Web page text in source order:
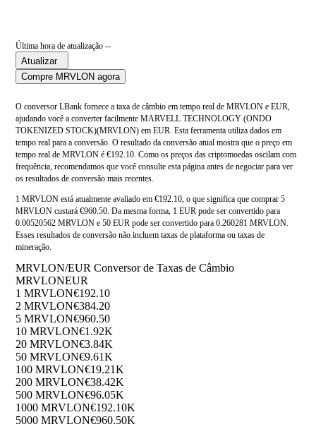
Última hora de atualização --
Atualizar
Compre MRVLON agora
O conversor LBank fornece a taxa de câmbio em tempo real de MRVLON e EUR,
ajudando você a converter facilmente MARVELL TECHNOLOGY (ONDO
TOKENIZED STOCK)(MRVLON) em EUR. Esta ferramenta utiliza dados em
tempo real para a conversão. O resultado da conversão atual mostra que o preço em
tempo real de MRVLON é €192.10. Como os preços das criptomoedas oscilam com
frequência, recomendamos que você consulte esta página antes de negociar para ver
os resultados de conversão mais recentes.
1 MRVLON está atualmente avaliado em €192.10, o que significa que comprar 5
MRVLON custará €960.50. Da mesma forma, 1 EUR pode ser convertido para
0.00520562 MRVLON e 50 EUR pode ser convertido para 0.260281 MRVLON.
Esses resultados de conversão não incluem taxas de plataforma ou taxas de
mineração.
MRVLON/EUR Conversor de Taxas de Câmbio
MRVLONEUR
1 MRVLON€192.10
2 MRVLON€384.20
5 MRVLON€960.50
10 MRVLON€1.92K
20 MRVLON€3.84K
50 MRVLON€9.61K
100 MRVLON€19.21K
200 MRVLON€38.42K
500 MRVLON€96.05K
1000 MRVLON€192.10K
5000 MRVLON€960.50K